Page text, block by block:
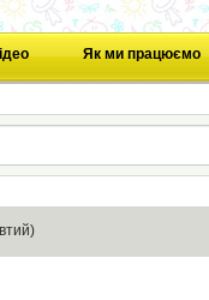
Як ми працюємо